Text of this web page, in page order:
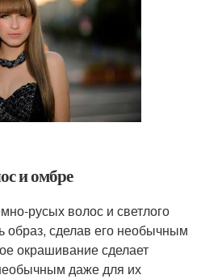
и омбре
русых волос и светлого
образ, сделав его необычным
окрашивание сделает
даже для их